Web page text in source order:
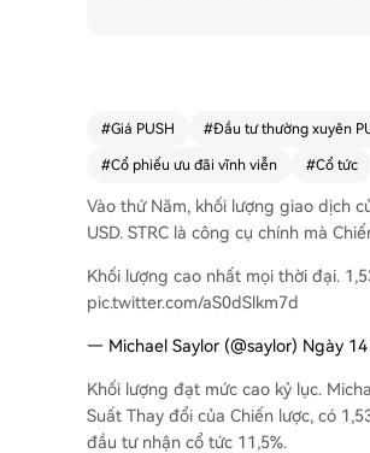
#Giá PUSH #Đầu tư thường xuyên
#Cổ phiếu ưu đãi vĩnh viễn #Cổ tức
Vào thứ Năm, khối lượng giao dịch
USD. STRC là công cụ chính mà
Khối lượng cao nhất mọi thời đại.
pic.twitter.com/aS0dSlkm7d
— Michael Saylor (@saylor) Ngày
Khối lượng đạt mức cao kỷ lục.
Suất Thay đổi của Chiến lược, có
đầu tư nhận cổ tức 11,5%.